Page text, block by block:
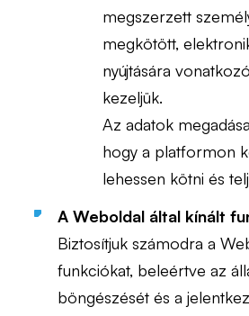
megszerzett
megkötött,
nyújtására
kezeljük.
Az adatok
hogy a platformon
lehessen kötni és
A Weboldal által kínált
Biztosítjuk számodra a
funkciókat, beleértve az
böngészését és a